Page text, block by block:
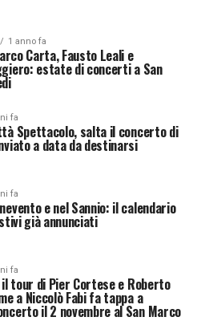
1 anno fa
Carta, Fausto Leali e
estate di concerti a San
fa
Spettacolo, salta il concerto di
a data da destinarsi
fa
e nel Sannio: il calendario
già annunciati
fa
il tour di Pier Cortese e Roberto
a Niccolò Fabi fa tappa a
il 2 novembre al San Marco